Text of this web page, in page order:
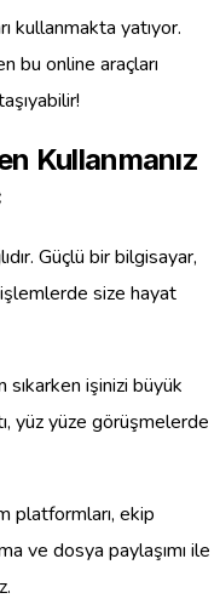
kullanmakta yatıyor.
bu online araçları
Kullanmanız
Güçlü bir bilgisayar,
size hayat
sıkarken işinizi büyük
yüz yüze görüşmelerde
platformları, ekip
ve dosya paylaşımı ile